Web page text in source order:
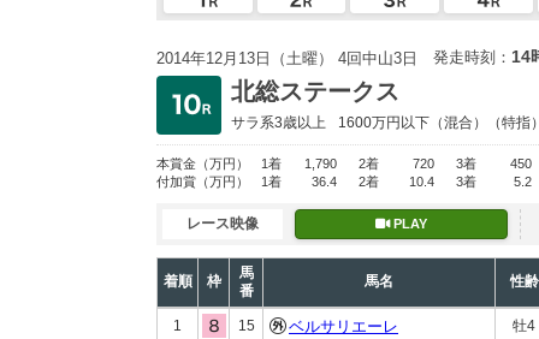
2014年12月13日（土曜） 4回中山3日 発走時刻： 14
北総ステークス
サラ系3歳以上 1600万円以下 （混合）（特指
本賞金 （万円） 1着 1,790 2着 720 3着
450
付加賞 （万円） 1着 36.4 2着 10.4 3着 5.2
レース映像 PLAY
着順 枠
馬
番
馬名 性齢
1 15 ベルサリエーレ 牡4